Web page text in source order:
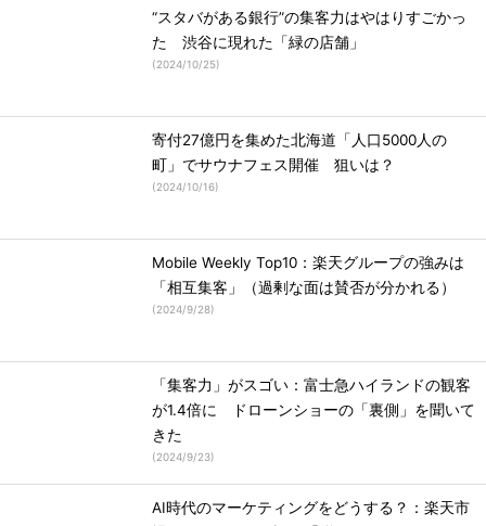
“スタバがある銀行”の集客力はやはりすごかっ
た 渋谷に現れた「緑の店舗」
(2024/10/25)
寄付27億円を集めた北海道「人口5000人の
町」でサウナフェス開催 狙いは？
(2024/10/16)
Mobile Weekly Top10：楽天グループの強みは
「相互集客」（過剰な面は賛否が分かれる）
(2024/9/28)
「集客力」がスゴい：富士急ハイランドの観客
が1.4倍に ドローンショーの「裏側」を聞いて
きた
(2024/9/23)
AI時代のマーケティングをどうする？：楽天市